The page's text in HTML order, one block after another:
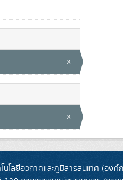
x
x
โลยีอวกาศและภูมิสารสนเทศ (อง